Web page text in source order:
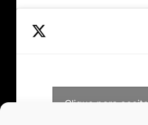
Clique para